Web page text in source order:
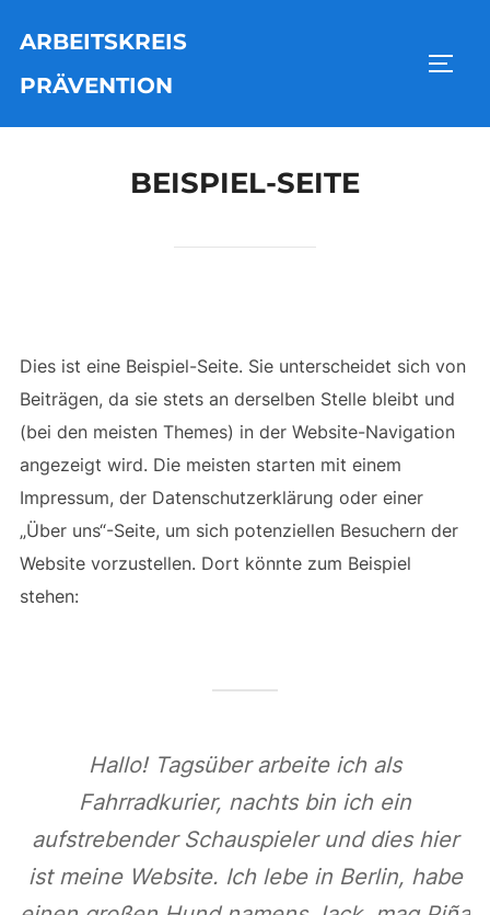
Inhalten
springen
ARBEITSKREIS
PRÄVENTION
BEISPIEL-SEITE
Dies ist eine Beispiel-Seite. Sie unterscheidet sich von
Beiträgen, da sie stets an derselben Stelle bleibt und
(bei den meisten Themes) in der Website-Navigation
angezeigt wird. Die meisten starten mit einem
Impressum, der Datenschutzerklärung oder einer
„Über uns“-Seite, um sich potenziellen Besuchern der
Website vorzustellen. Dort könnte zum Beispiel
stehen:
Hallo! Tagsüber arbeite ich als
Fahrradkurier, nachts bin ich ein
aufstrebender Schauspieler und dies hier
ist meine Website. Ich lebe in Berlin, habe